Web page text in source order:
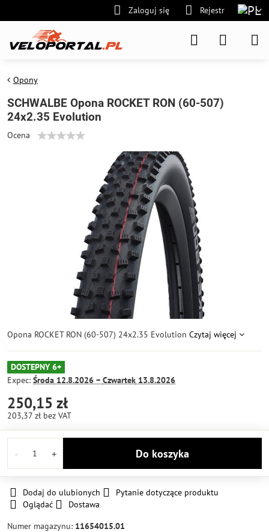
Zaloguj się Rejestr
Opony
SCHWALBE Opona ROCKET RON (60-507)
24x2.35 Evolution
Ocena
Opona ROCKET RON (60-507) 24x2.35 Evolution Czytaj więcej
DOSTEPNY 6+
Expec: Środa 12.8.2026 − Czwartek 13.8.2026
250,15 zł
203,37 zł bez VAT
Do koszyka
Dodaj do ulubionych
Pytanie dotyczące produktu
Oglądać
Dostawa
Numer magazynu: 11654015.01